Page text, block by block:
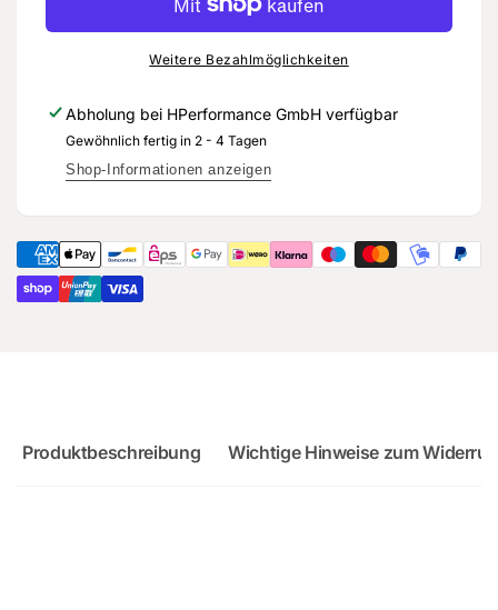
Duftstoff
-
A1
-
Original
Audi
RS3
8Y
Duftstoff
401
A1
-
für
Audi
RS3
Weitere Bezahlmöglichkeiten
Abholung bei HPerformance GmbH verfügbar
Gewöhnlich fertig in 2 - 4 Tagen
Shop-Informationen anzeigen
Produktbeschreibung Wichtige Hinweise zum